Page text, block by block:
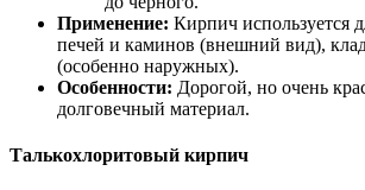
Применение: Кирпич используется
печей и каминов (внешний вид),
(особенно наружных).
Особенности: Дорогой, но очень
долговечный материал.
Талькохлоритовый кирпич